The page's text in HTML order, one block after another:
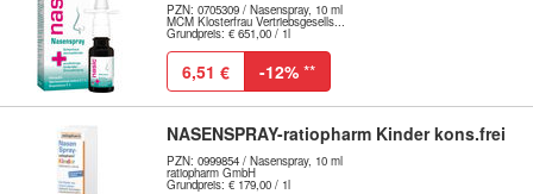
PZN: 0705309 / Nasenspray, 10 ml
MCM Klosterfrau Vertriebsgesells...
Grundpreis: € 651,00 / 1l
6,51 € -12% **
NASENSPRAY-ratiopharm Kinder kons.frei
PZN: 0999854 / Nasenspray, 10 ml
ratiopharm GmbH
Grundpreis: € 179,00 / 1l